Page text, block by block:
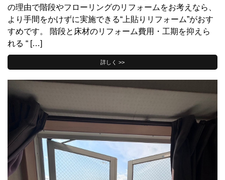
の理由で階段やフローリングのリフォームをお考えなら、
より手間をかけずに実施できる“上貼りリフォーム”がおす
すめです。 階段と床材のリフォーム費用・工期を抑えら
れる “ […]
詳しく >>